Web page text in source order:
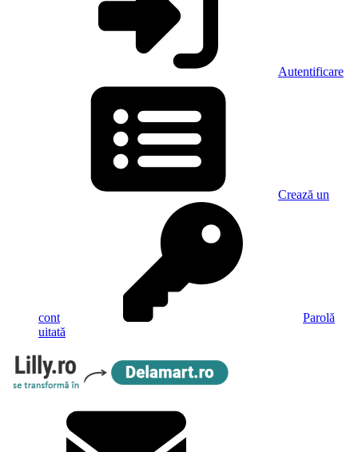
Autentificare
Crează un
cont
Parolă
uitată